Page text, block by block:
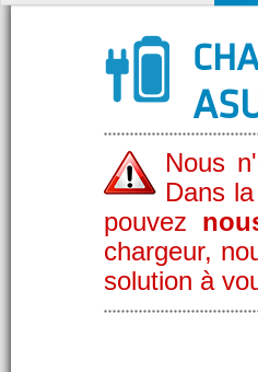
Nous
Dans
pouvez
chargeur,
solution à